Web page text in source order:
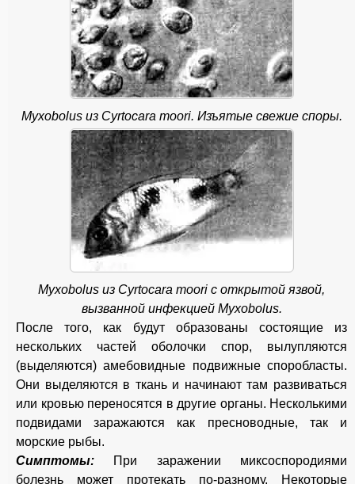
Myxobolus из Cyrtocara moori. Изъятые свежие споры.
Myxobolus из Cyrtocara moori с открытой язвой,
вызванной инфекцией Myxobolus.
После того, как будут образованы состоящие из
нескольких частей оболочки спор, вылупляются
(выделяются) амебовидные подвижные споробласты.
Они выделяются в ткань и начинают там развиваться
или кровью переносятся в другие органы. Несколькими
подвидами заражаются как пресноводные, так и
морские рыбы.
Симптомы: При заражении миксоспородиями
болезнь может протекать по-разному. Некоторые